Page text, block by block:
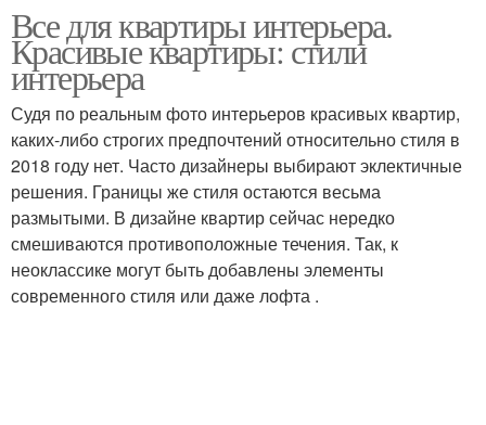
Спальня в стиле Спальни в стиле
Ванная комната
Комнаты в
скандинавском стиле
Марокканский стиль
Комната в
марокканском стиле
Все для квартиры интерьера.
Красивые квартиры: стили
интерьера
Судя по реальным фото интерьеров красивых квартир,
каких-либо строгих предпочтений относительно стиля в
2018 году нет. Часто дизайнеры выбирают эклектичные
решения. Границы же стиля остаются весьма
размытыми. В дизайне квартир сейчас нередко
смешиваются противоположные течения. Так, к
неоклассике могут быть добавлены элементы
современного стиля или даже лофта .